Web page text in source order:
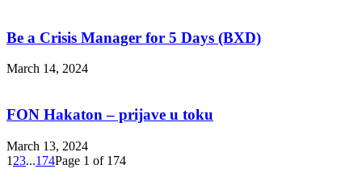
Be a Crisis Manager for 5 Days (BXD)
March 14, 2024
FON Hakaton – prijave u toku
March 13, 2024
1 23...174Page 1 of 174